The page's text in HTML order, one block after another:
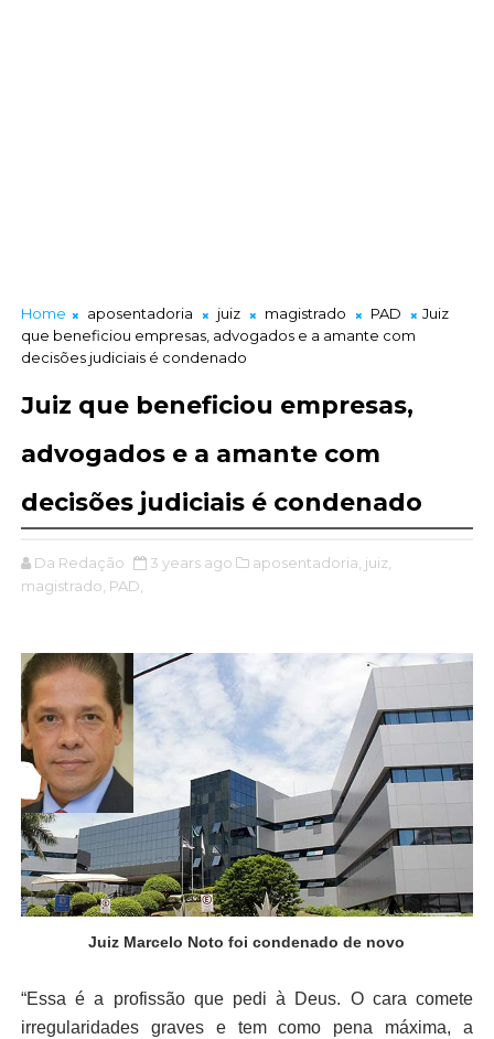
Home aposentadoria juiz magistrado PAD
Juiz
que beneficiou empresas, advogados e a amante com
decisões judiciais é condenado
Juiz que beneficiou empresas,
advogados e a amante com
decisões judiciais é condenado
Da Redação 3 years ago aposentadoria, juiz,
magistrado, PAD,
Juiz Marcelo Noto foi condenado de novo
“Essa é a profissão que pedi à Deus. O cara comete
irregularidades graves e tem como pena máxima, a